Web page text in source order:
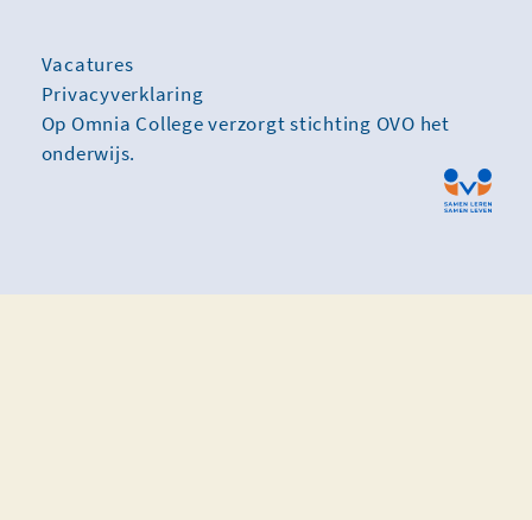
Vacatures
Privacyverklaring
Op Omnia College verzorgt stichting OVO het
onderwijs.